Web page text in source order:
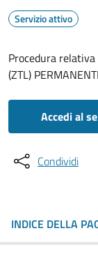
Servizio attivo
Procedura
(ZTL)
Accedi al
Condividi
INDICE DELLA